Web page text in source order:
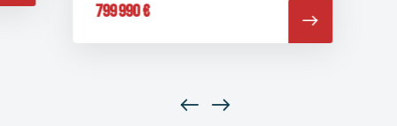
799 990 €